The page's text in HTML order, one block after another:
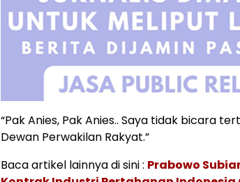
“Pak Anies, Pak Anies.. Saya tidak bicara
Dewan Perwakilan Rakyat.”
Baca artikel lainnya di sini : Prabowo